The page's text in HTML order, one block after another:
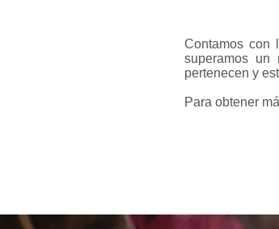
Contamos con
superamos un
pertenecen y
Para obtener